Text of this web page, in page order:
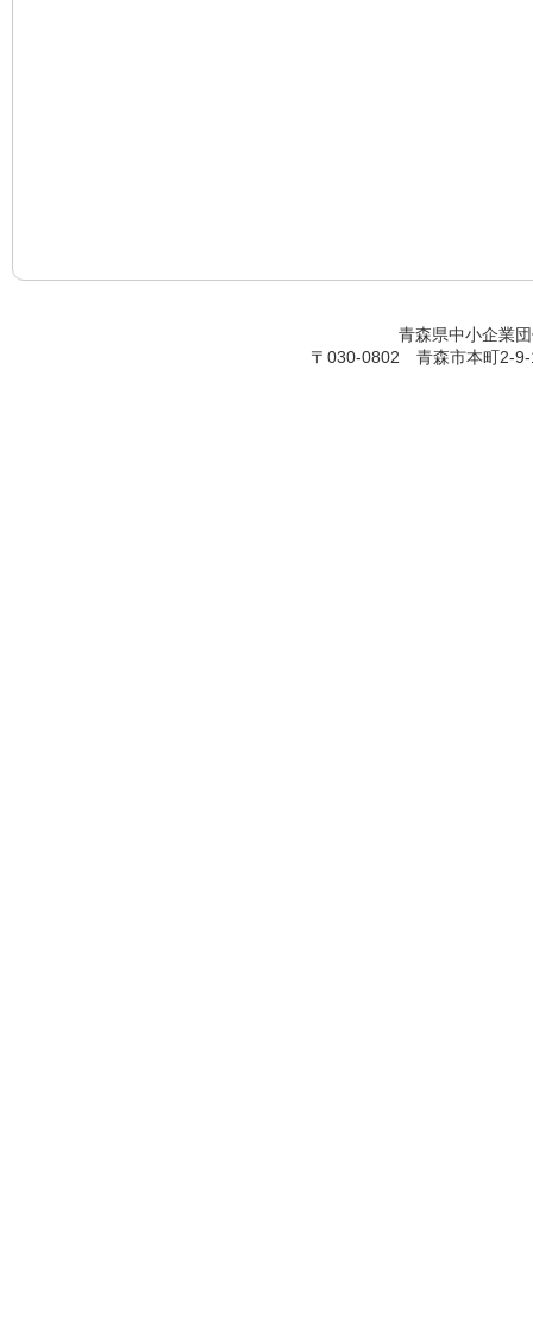
青森県中小企業
〒030-0802 青森市本町2-